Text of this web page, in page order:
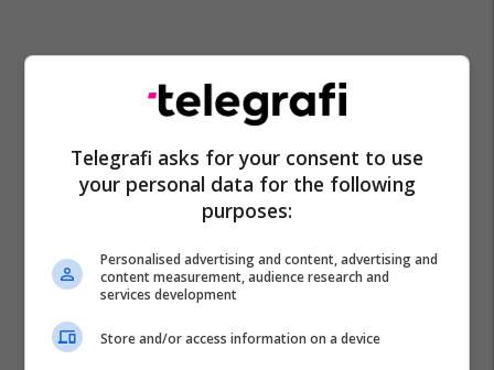
Telegrafi asks for your consent to use
your personal data for the following
purposes:
Personalised advertising and content, advertising and
content measurement, audience research and
services development
Store and/or access information on a device